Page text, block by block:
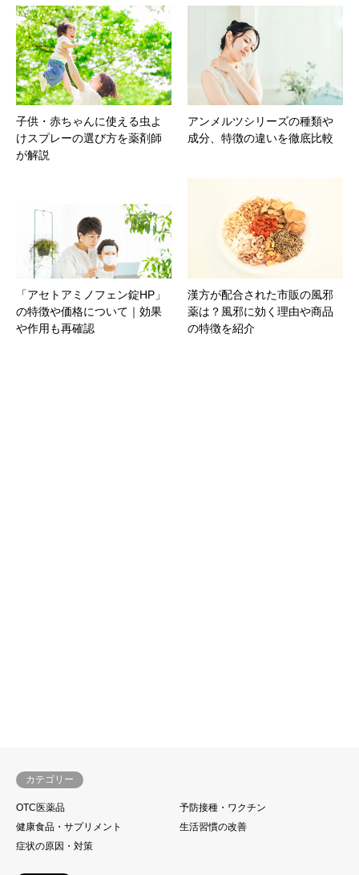
子供・赤ちゃんに使える虫よ
けスプレーの選び方を薬剤師
が解説
アンメルツシリーズの種類や
成分、特徴の違いを徹底比較
「アセトアミノフェン錠HP」
の特徴や価格について｜効果
や作用も再確認
漢方が配合された市販の風邪
薬は？風邪に効く理由や商品
の特徴を紹介
カテゴリー
OTC医薬品
予防接種・ワクチン
健康食品・サプリメント
生活習慣の改善
症状の原因・対策